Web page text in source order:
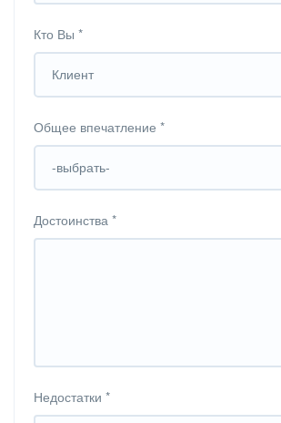
Кто Вы *
Клиент
Общее впечатление *
-выбрать-
Достоинства *
Недостатки *